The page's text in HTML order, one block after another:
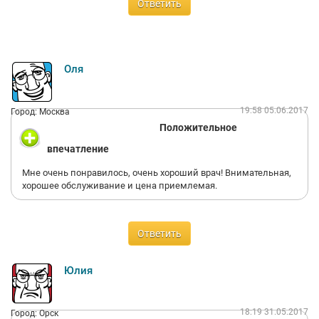
Ответить
Оля
Город: Москва 19:58 05.06.2017
Положительное
впечатление
Мне очень понравилось, очень хороший врач! Внимательная,
хорошее обслуживание и цена приемлемая.
Ответить
Юлия
Город: Орск 18:19 31.05.2017